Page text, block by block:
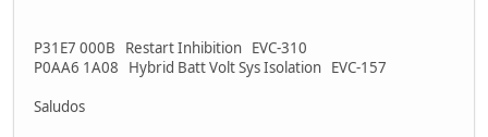
P31E7 000B Restart Inhibition EVC-310
P0AA6 1A08 Hybrid Batt Volt Sys Isolation EVC-157
Saludos